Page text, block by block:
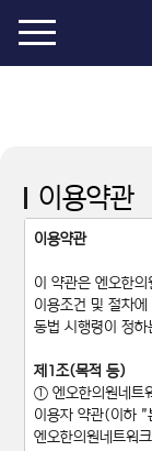
이용약관
이용약관
이 약관은 엔오한
이용조건 및 절차
동법 시행령이 정
제1조(목적 등)
① 엔오한의원네
이용자 약관(이하
엔오한의원네트워